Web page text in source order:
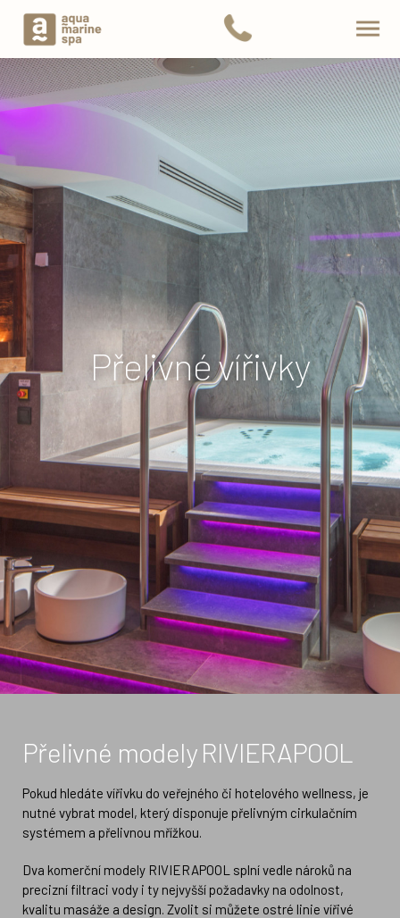
Přelivné vířivky
Přelivné modely RIVIERAPOOL
Pokud hledáte vířivku do veřejného či hotelového wellness, je
nutné vybrat model, který disponuje přelivným cirkulačním
systémem a přelivnou mřížkou.
Dva komerční modely RIVIERAPOOL splní vedle nároků na
precizní filtraci vody i ty nejvyšší požadavky na odolnost,
kvalitu masáže a design. Zvolit si můžete ostré linie vířivé